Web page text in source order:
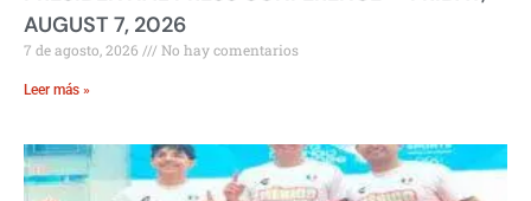
AUGUST 7, 2026
7 de agosto, 2026 No hay comentarios
Leer más »